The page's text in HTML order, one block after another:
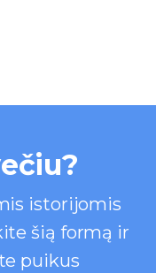
istorijomis
šią formą ir
puikus